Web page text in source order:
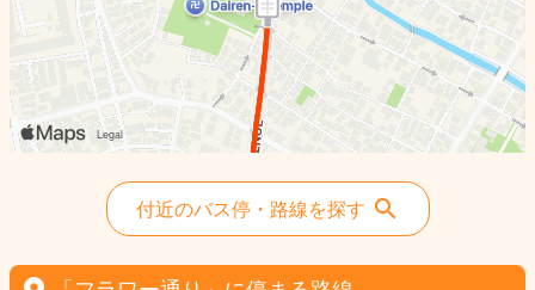
舞浜線 系統9 - 東京ベイシティ交通
（株）
付近のバス停・路線を探す